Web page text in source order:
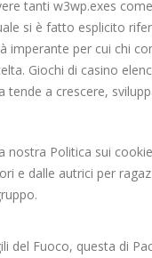
tanti w3wp.exes
si è fatto esplicito
imperante per cui chi
Giochi di casino
a crescere,
nostra Politica sui
dalle autrici per
del Fuoco, questa di